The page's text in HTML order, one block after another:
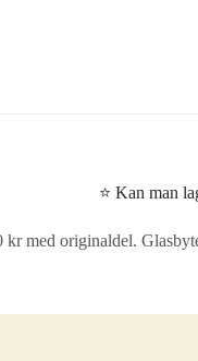
⭐ Kan man
med originaldel.